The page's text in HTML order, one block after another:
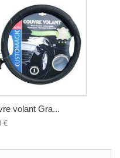
volant Gra...
€